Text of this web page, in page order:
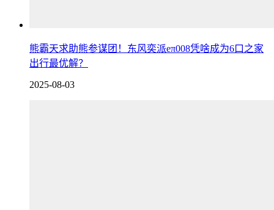
熊霸天求助熊参谋团！东风奕派eπ008凭啥成为6口之家
出行最优解？
2025-08-03